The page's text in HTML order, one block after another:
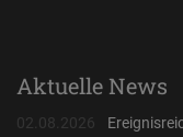
Aktuelle News
02.08.2026